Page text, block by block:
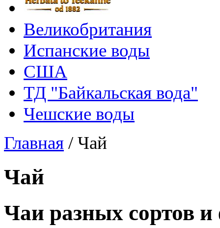
Великобритания
Испанские воды
США
ТД "Байкальская вода"
Чешские воды
Главная /Чай
Чай
Чаи разных сортов и